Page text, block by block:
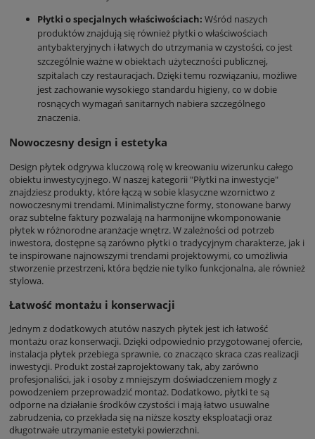
Płytki o specjalnych właściwościach: Wśród naszych
produktów znajdują się również płytki o właściwościach
antybakteryjnych i łatwych do utrzymania w czystości, co jest
szczególnie ważne w obiektach użyteczności publicznej,
szpitalach czy restauracjach. Dzięki temu rozwiązaniu, możliwe
jest zachowanie wysokiego standardu higieny, co w dobie
rosnących wymagań sanitarnych nabiera szczególnego
znaczenia.
Nowoczesny design i estetyka
Design płytek odgrywa kluczową rolę w kreowaniu wizerunku całego
obiektu inwestycyjnego. W naszej kategorii "Płytki na inwestycje"
znajdziesz produkty, które łączą w sobie klasyczne wzornictwo z
nowoczesnymi trendami. Minimalistyczne formy, stonowane barwy
oraz subtelne faktury pozwalają na harmonijne wkomponowanie
płytek w różnorodne aranżacje wnętrz. W zależności od potrzeb
inwestora, dostępne są zarówno płytki o tradycyjnym charakterze, jak i
te inspirowane najnowszymi trendami projektowymi, co umożliwia
stworzenie przestrzeni, która będzie nie tylko funkcjonalna, ale również
stylowa.
Łatwość montażu i konserwacji
Jednym z dodatkowych atutów naszych płytek jest ich łatwość
montażu oraz konserwacji. Dzięki odpowiednio przygotowanej ofercie,
instalacja płytek przebiega sprawnie, co znacząco skraca czas realizacji
inwestycji. Produkt został zaprojektowany tak, aby zarówno
profesjonaliści, jak i osoby z mniejszym doświadczeniem mogły z
powodzeniem przeprowadzić montaż. Dodatkowo, płytki te są
odporne na działanie środków czystości i mają łatwo usuwalne
zabrudzenia, co przekłada się na niższe koszty eksploatacji oraz
długotrwałe utrzymanie estetyki powierzchni.